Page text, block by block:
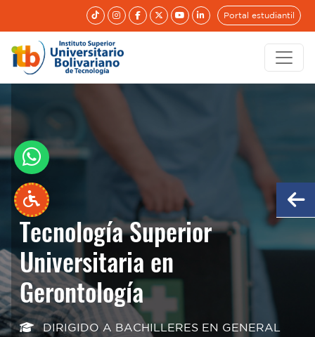
Portal estudiantil
Tecnología Superior
Universitaria en
Gerontología
DIRIGIDO A BACHILLERES EN GENERAL
Tecnología Superior
Universitaria en
Gerontología
DIRIGIDO A BACHILLERES EN GENERAL